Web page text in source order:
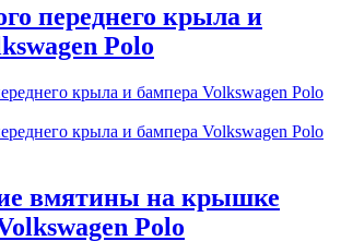
переднего крыла и
Polo
вмятины на крышке
Polo